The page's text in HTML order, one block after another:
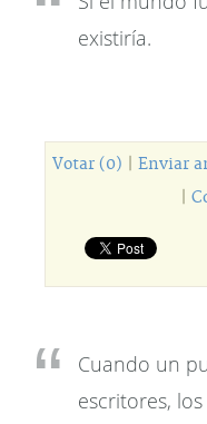
existiría.
Votar (0) Enviar
Cuando un
escritores,